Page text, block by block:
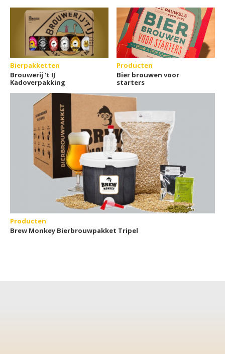
Bierpakketten
Brouwerij 't IJ
Kadoverpakking
Producten
Bier brouwen voor
starters
Producten
Brew Monkey Bierbrouwpakket Tripel